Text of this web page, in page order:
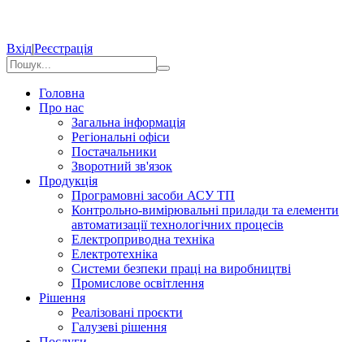
Вхід|Реєстрація
Головна
Про нас
Загальна інформація
Регіональні офіси
Постачальники
Зворотний зв'язок
Продукція
Програмовні засоби АСУ ТП
Контрольно-вимірювальні прилади та елементи
автоматизації технологічних процесів
Електроприводна техніка
Електротехніка
Системи безпеки праці на виробництві
Промислове освітлення
Рішення
Реалізовані проєкти
Галузеві рішення